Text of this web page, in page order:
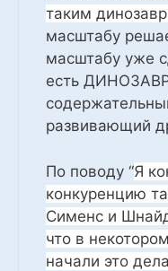
таким
масштабу
масштабу уже
есть
развивающий
По поводу “Я
конкуренцию
Сименс и
что в
начали это